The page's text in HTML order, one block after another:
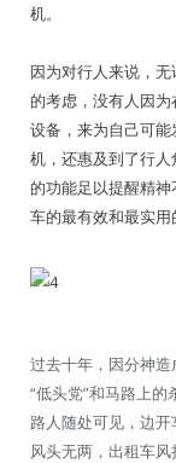
机。
因为对行人来说，
的考虑，没有人因
设备，来为自己可
机，还惠及到了行
的功能足以提醒精
车的最有效和最实用
过去十年，因分神
“低头党”和马路上
路人随处可见，边
风头无两，出租车